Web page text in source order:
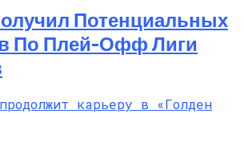
Потенциальных
По Плей-Офф Лиги